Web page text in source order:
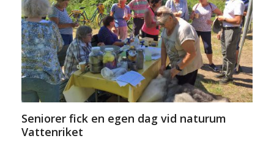
Seniorer fick en egen dag vid naturum
Vattenriket